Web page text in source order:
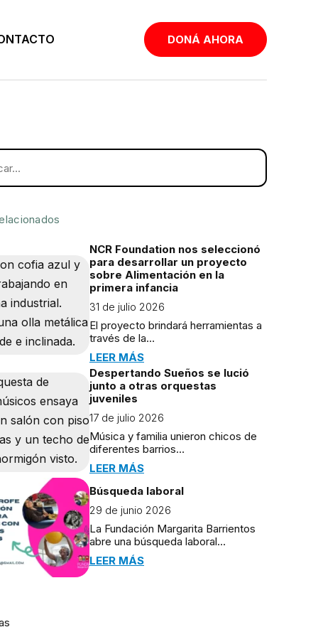
DONÁ AHORA
NCR Foundation nos seleccionó
para desarrollar un proyecto
sobre Alimentación en la
primera infancia
31 de julio 2026
El proyecto brindará herramientas a
través de la…
LEER MÁS
Despertando Sueños se lució
junto a otras orquestas
juveniles
17 de julio 2026
Música y familia unieron chicos de
diferentes barrios…
LEER MÁS
Búsqueda laboral
29 de junio 2026
La Fundación Margarita Barrientos
abre una búsqueda laboral…
LEER MÁS